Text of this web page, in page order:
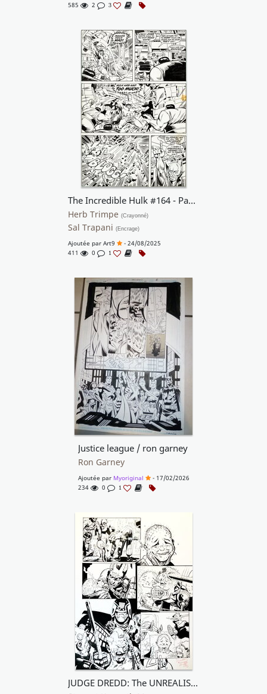
585
2 3
The Incredible Hulk #164 - Page 9
Herb Trimpe (Crayonné)
Sal Trapani (Encrage)
Ajoutée par Art9
- 24/08/2025
411
0 1
Justice league / ron garney
Ron Garney
Ajoutée par Myoriginal
- 17/02/2026
234
0 1
JUDGE DREDD: The UNREALISTS, Page 3 original Inks.